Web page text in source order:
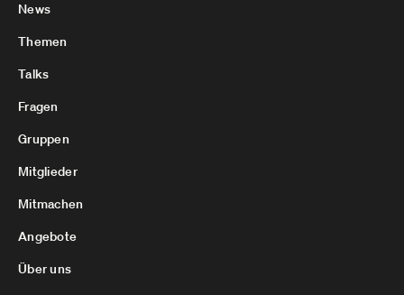
News
Themen
Talks
Fragen
Gruppen
Mitglieder
Mitmachen
Angebote
Über uns